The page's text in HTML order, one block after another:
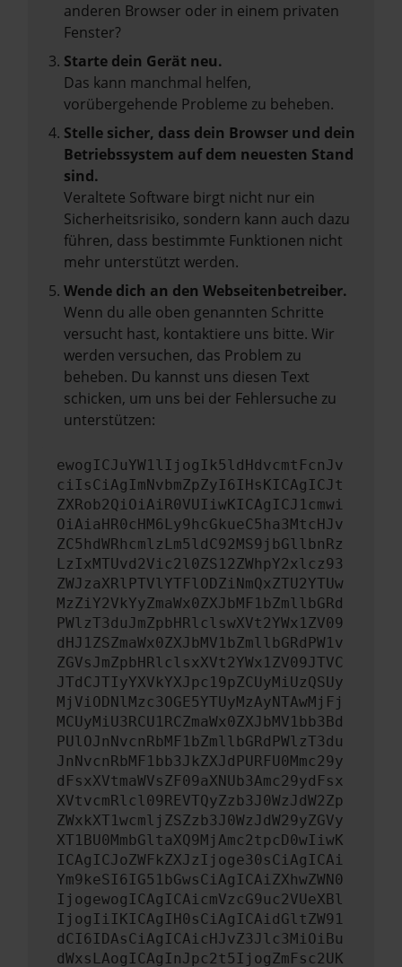
anderen Browser oder in einem privaten
Fenster?
Starte dein Gerät neu.
Das kann manchmal helfen,
vorübergehende Probleme zu beheben.
Stelle sicher, dass dein Browser und dein
Betriebssystem auf dem neuesten Stand
sind.
Veraltete Software birgt nicht nur ein
Sicherheitsrisiko, sondern kann auch dazu
führen, dass bestimmte Funktionen nicht
mehr unterstützt werden.
Wende dich an den Webseitenbetreiber.
Wenn du alle oben genannten Schritte
versucht hast, kontaktiere uns bitte. Wir
werden versuchen, das Problem zu
beheben. Du kannst uns diesen Text
schicken, um uns bei der Fehlersuche zu
unterstützen:
ewogICJuYW1lIjogIk5ldHdvcmtFcnJv
ciIsCiAgImNvbmZpZyI6IHsKICAgICJt
ZXRob2QiOiAiR0VUIiwKICAgICJ1cmwi
OiAiaHR0cHM6Ly9hcGkueC5ha3MtcHJv
ZC5hdWRhcmlzLm5ldC92MS9jbGllbnRz
LzIxMTUvd2Vic2l0ZS12ZWhpY2xlcz93
ZWJzaXRlPTVlYTFlODZiNmQxZTU2YTUw
MzZiY2VkYyZmaWx0ZXJbMF1bZmllbGRd
PWlzT3duJmZpbHRlclswXVt2YWx1ZV09
dHJ1ZSZmaWx0ZXJbMV1bZmllbGRdPW1v
ZGVsJmZpbHRlclsxXVt2YWx1ZV09JTVC
JTdCJTIyYXVkYXJpc19pZCUyMiUzQSUy
MjViODNlMzc3OGE5YTUyMzAyNTAwMjFj
MCUyMiU3RCU1RCZmaWx0ZXJbMV1bb3Bd
PUlOJnNvcnRbMF1bZmllbGRdPWlzT3du
JnNvcnRbMF1bb3JkZXJdPURFU0Mmc29y
dFsxXVtmaWVsZF09aXNUb3Amc29ydFsx
XVtvcmRlcl09REVTQyZzb3J0WzJdW2Zp
ZWxkXT1wcmljZSZzb3J0WzJdW29yZGVy
XT1BU0MmbGltaXQ9MjAmc2tpcD0wIiwK
ICAgICJoZWFkZXJzIjoge30sCiAgICAi
Ym9keSI6IG51bGwsCiAgICAiZXhwZWN0
IjogewogICAgICAicmVzcG9uc2VUeXBl
IjogIiIKICAgIH0sCiAgICAidGltZW91
dCI6IDAsCiAgICAicHJvZ3Jlc3MiOiBu
dWxsLAogICAgInJpc2t5IjogZmFsc2UK